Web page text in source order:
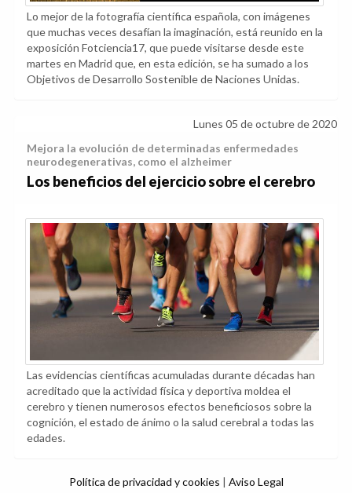
que muchas veces desafían la imaginación, está reunido en la
exposición Fotciencia17, que puede visitarse desde este
martes en Madrid que, en esta edición, se ha sumado a los
Objetivos de Desarrollo Sostenible de Naciones Unidas.
Mejora la evolución de determinadas enfermedades
neurodegenerativas, como el alzheimer
Los beneficios del ejercicio sobre el cerebro
Las evidencias científicas acumuladas durante décadas han
acreditado que la actividad física y deportiva moldea el
cerebro y tienen numerosos efectos beneficiosos sobre la
cognición, el estado de ánimo o la salud cerebral a todas las
edades.